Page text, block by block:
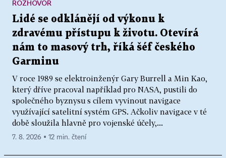
Lidé se odklánějí od výkonu k
zdravému přístupu k životu. Otevírá
nám to masový trh, říká šéf českého
Garminu
V roce 1989 se elektroinženýr Gary Burrell a Min Kao,
který dříve pracoval například pro NASA, pustili do
společného byznysu s cílem vyvinout navigace
využívající satelitní systém GPS. Ačkoliv navigace v té
době sloužila hlavně pro vojenské účely,...
ROZHOVOR
7. 8. 2026 ▪ 12 min. čtení